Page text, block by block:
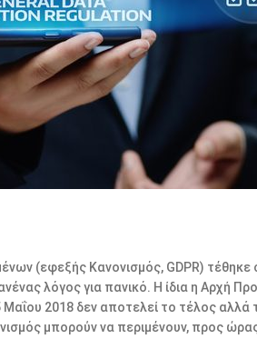
(εφεξής Κανονισμός, GDPR)
λόγος για πανικό. Η ίδια η Αρχή
2018 δεν αποτελεί το τέλος αλλά
μπορούν να περιμένουν, προς